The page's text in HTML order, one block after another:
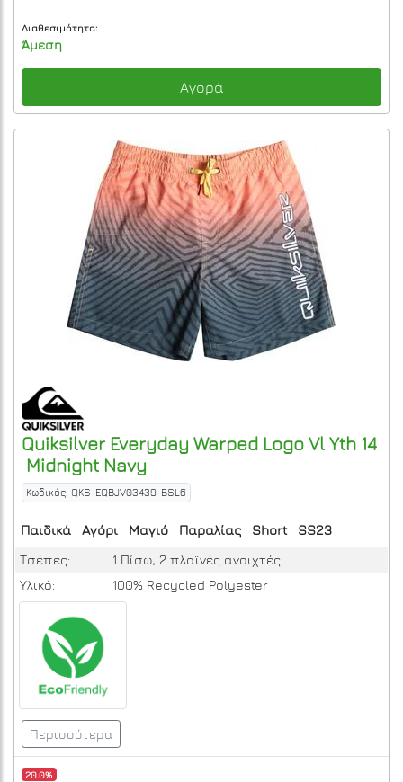
Διαθεσιμότητα:
Άμεση
Αγορά
Quiksilver Everyday Warped Logo Vl Yth 14
Midnight Navy
Κωδικός: QKS-EQBJV03439-BSL6
Παιδικά Αγόρι Μαγιό Παραλίας Short
SS23
Τσέπες:
1 Πίσω, 2 πλαϊνές ανοιχτές
Υλικό:
100% Recycled Polyester
Περισσότερα
20.0%